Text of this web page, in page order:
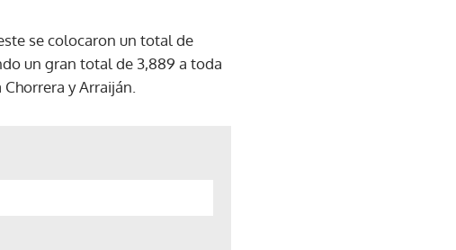
se colocaron un total de
un gran total de 3,889 a toda
y Arraiján.